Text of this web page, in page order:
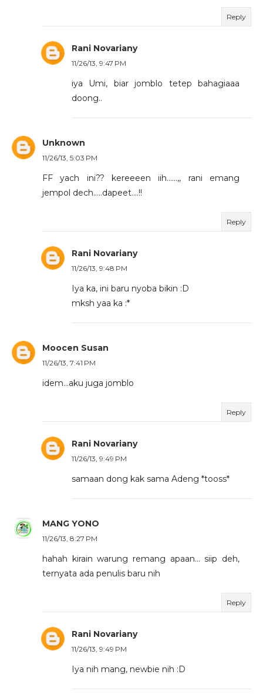
Reply
Rani Novariany
11/26/13, 9:47 PM
iya Umi, biar jomblo tetep bahagiaaa
doong..
Unknown
11/26/13, 5:03 PM
FF yach ini?? kereeeen iih......,, rani emang
jempol dech.....dapeet....!!
Reply
Rani Novariany
11/26/13, 9:48 PM
Iya ka, ini baru nyoba bikin :D
mksh yaa ka :*
Moocen Susan
11/26/13, 7:41 PM
idem...aku juga jomblo
Reply
Rani Novariany
11/26/13, 9:49 PM
samaan dong kak sama Adeng *tooss*
MANG YONO
11/26/13, 8:27 PM
hahah kirain warung remang apaan... siip deh,
ternyata ada penulis baru nih
Reply
Rani Novariany
11/26/13, 9:49 PM
Iya nih mang, newbie nih :D